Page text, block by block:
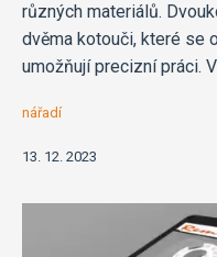
různých materiálů.
dvěma kotouči, které se
umožňují precizní práci.
nářadí
13. 12. 2023